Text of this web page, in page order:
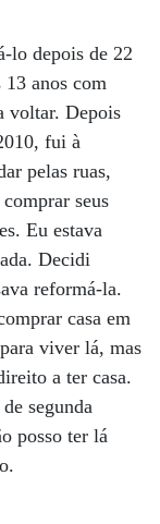
lo depois de 22
anos com
voltar. Depois
fui à
pelas ruas,
seus
Eu estava
Decidi
reformá-la.
casa em
viver lá, mas
a ter casa.
segunda
posso ter lá